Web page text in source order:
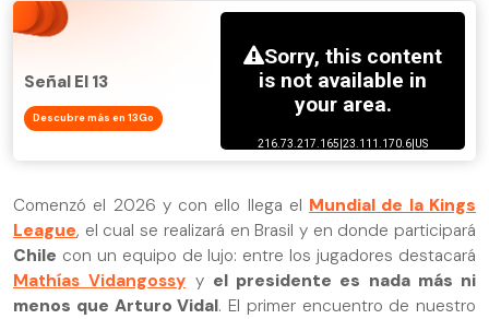
Señal El 13
Descubre más en 13Go
Comenzó el 2026 y con ello llega el Mundial de la Kings
League, el cual se realizará en Brasil y en donde participará
Chile con un equipo de lujo: entre los jugadores destacará
Mathías Vidangossy y el presidente es nada más ni
menos que Arturo Vidal. El primer encuentro de nuestro